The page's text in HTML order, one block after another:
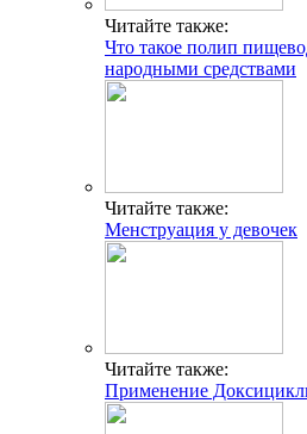
Читайте также:
Что такое полип
народными средствами
Читайте также:
Менструация у девочек
Читайте также:
Применение